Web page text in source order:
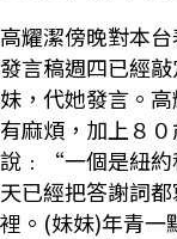
高耀潔傍晚對本
發言稿週四已經
妹，代她發言。
有麻煩，加上８
說﹕“一個是紐約
天已經把答謝詞
裡。(妹妹)年青一